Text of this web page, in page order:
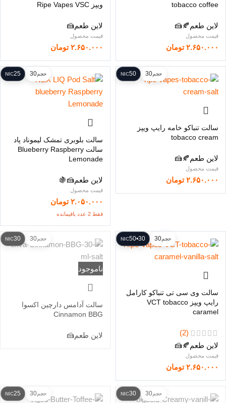
tobacco coffee
لاین طعم🍂
🍰
۲.۶۵۰.۰۰۰ تومان
ویپز Ripe Vapes VSC
لاین طعم🍰
۲.۶۵۰.۰۰۰ تومان
حجم30
50
NIC
سالت تنباکو خامه رایپ ویپز
tobacco cream
لاین طعم🍂
🍰
۲.۶۵۰.۰۰۰ تومان
حجم30
25
NIC
سالت بلوبری تمشک لیموناد پاد
سالت Blueberry Raspberry
Lemonade
لاین طعم🍰
🍇
۲.۰۵۰.۰۰۰ تومان
فقط 2 عدد باقیمانده
حجم30
30•50
NIC
سالت وی سی تی تنباکو کارامل
رایپ ویپز VCT tobacco
caramel
(2)
لاین طعم🍂
🍰
۲.۶۵۰.۰۰۰ تومان
حجم30
30
NIC
ناموجود
سالت آدامس دارچین اکسوا
Cinnamon BBG
لاین طعم🍰
حجم30
30
NIC حجم30
25
NIC